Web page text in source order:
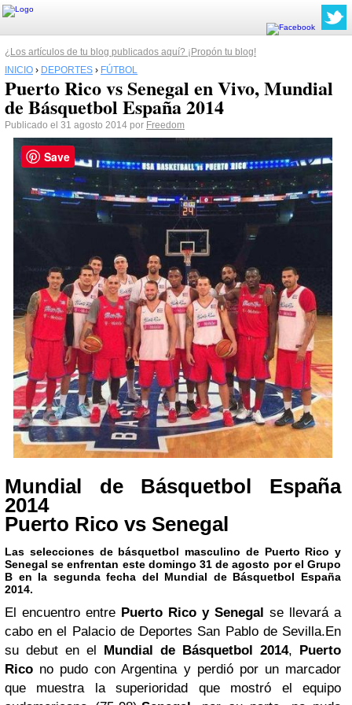
¿Los artículos de tu blog publicados aquí? ¡Propón tu blog!
INICIO › DEPORTES › FÚTBOL
Puerto Rico vs Senegal en Vivo, Mundial
de Básquetbol España 2014
Publicado el 31 agosto 2014 por Freedom
Mundial de Básquetbol España
2014
Puerto Rico vs Senegal
Las selecciones de básquetbol masculino de Puerto Rico y
Senegal se enfrentan este domingo 31 de agosto por el Grupo
B en la segunda fecha del Mundial de Básquetbol España
2014.
El encuentro entre Puerto Rico y Senegal se llevará a
cabo en el Palacio de Deportes San Pablo de Sevilla.En
su debut en el Mundial de Básquetbol 2014, Puerto
Rico no pudo con Argentina y perdió por un marcador
que muestra la superioridad que mostró el equipo
Save